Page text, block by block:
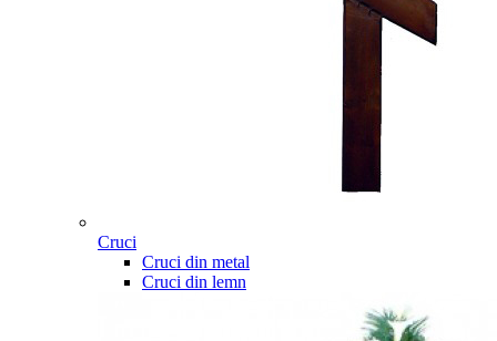
Cruci
Cruci din metal
Cruci din lemn